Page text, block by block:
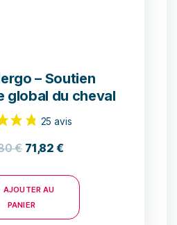
– Soutien
global du cheval
€ 71,82 €
AJOUTER AU
PANIER